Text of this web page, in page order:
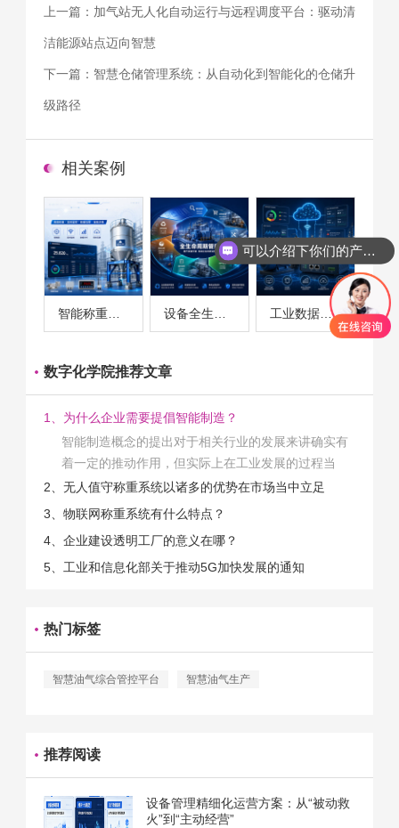
上一篇： 加气站无人化自动运行与远程调度平台：驱动清
洁能源站点迈向智慧
下一篇： 智慧仓储管理系统：从自动化到智能化的仓储升
级路径
相关案例
智能称重系统案例 设备全生命周期管理案例 工业数据采集与设备监控案例
数字化学院推荐文章
1、为什么企业需要提倡智能制造？
智能制造概念的提出对于相关行业的发展来讲确实有
着一定的推动作用，但实际上在工业发展的过程当
中，能够推动相关产业发展的具体结束是非常的多
的。那么为什么企业一定需要...
2、无人值守称重系统以诸多的优势在市场当中立足
3、物联网称重系统有什么特点？
4、企业建设透明工厂的意义在哪？
5、工业和信息化部关于推动5G加快发展的通知
热门标签
智慧油气综合管控平台 智慧油气生产
推荐阅读
设备管理精细化运营方案：从“被动救
火”到“主动经营”
可以介绍下你们的产品么